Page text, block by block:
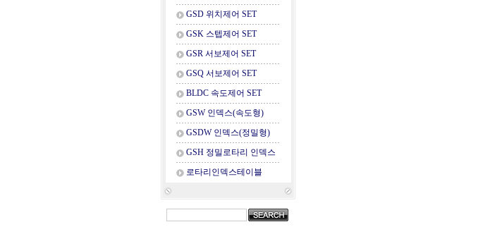
GSD 위치제어 SET
GSK 스텝제어 SET
GSR 서보제어 SET
GSQ 서보제어 SET
BLDC 속도제어 SET
GSW 인덱스(속도형)
GSDW 인덱스(정밀형)
GSH 정밀로타리 인덱스
로타리인덱스테이블